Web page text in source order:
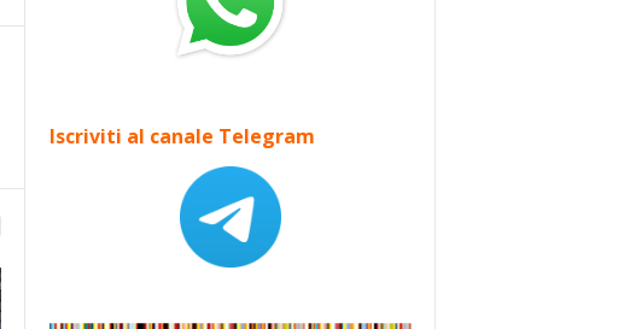
Iscriviti al canale Telegram